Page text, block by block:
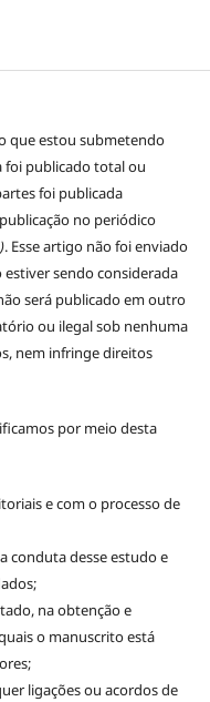
que estou submetendo
foi publicado total ou
foi publicada
no periódico
. Esse artigo não foi enviado
sendo considerada
será publicado em outro
ou ilegal sob nenhuma
nem infringe direitos
por meio desta
e com o processo de
conduta desse estudo e
na obtenção e
o manuscrito está
ligações ou acordos de